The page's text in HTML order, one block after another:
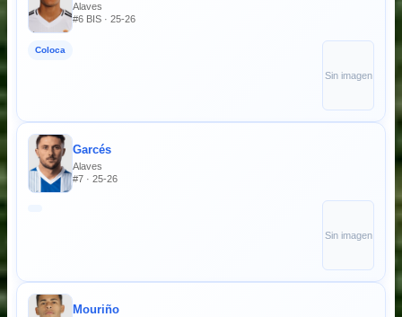
Alaves
#6 BIS · 25-26
Coloca
Sin imagen
Garcés
Alaves
#7 · 25-26
Sin imagen
Mouriño